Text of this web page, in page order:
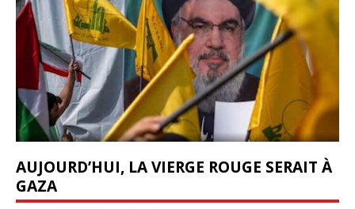
AUJOURD’HUI, LA VIERGE ROUGE SERAIT À
GAZA